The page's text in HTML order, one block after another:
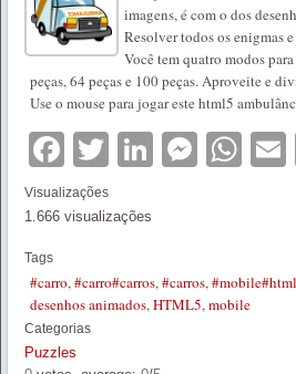
imagens, é com o dos
Resolver todos os enigmas
Você tem quatro modos
peças, 64 peças e 100 peças. Aproveite e
Use o mouse para jogar este html5
Facebook
TwitterLinkedIn
Visualizações
1.666 visualizações
Tags
#carro,#carro#carros,#carros,
desenhos animados,HTML5,mobile
Categorias
Puzzles